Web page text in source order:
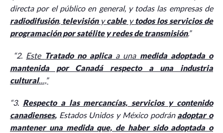
directa por el público en general, y todas las empresas de
radiodifusión, televisiónycabley todos los servicios de
programación por satélite y redes de transmisión.”
“2. Este Tratado no aplica a una medida adoptada o
mantenida por Canadá respecto a una industria
cultural…,”
“3. Respecto a las mercancías, servicios y contenido
canadienses, Estados Unidos y México podrán adoptar o
mantener una medida que, de haber sido adoptada o